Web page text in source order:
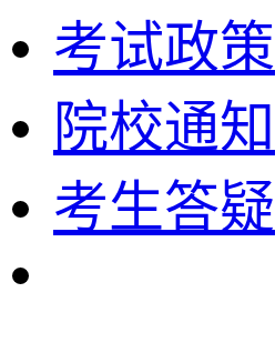
考试政策
院校通知
考生答疑